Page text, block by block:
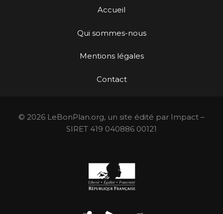
Accueil
Qui sommes-nous
Mentions légales
Contact
© 2026 LeBonPlan.org, un site édité par Impact –
SIRET 419 040886 00121